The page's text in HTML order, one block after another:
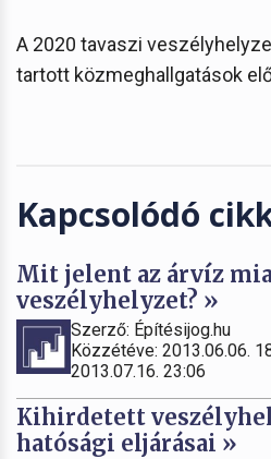
A 2020 tavaszi
tartott közmeghallgatások
Kapcsolódó
Mit jelent az árvíz
veszélyhelyzet? »
Szerző: Építésijog.hu
Közzétéve: 2013.06.06.
2013.07.16. 23:06
Kihirdetett
hatósági eljárásai »